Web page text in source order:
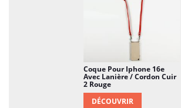
Coque Pour Iphone 16e
Avec Lanière / Cordon Cuir
2 Rouge
DÉCOUVRIR